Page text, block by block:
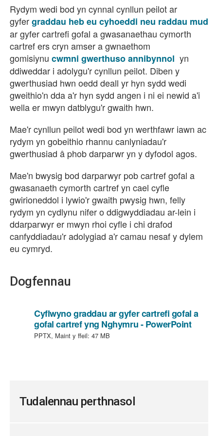
Rydym wedi bod yn cynnal cynllun peilot ar
gyfergraddau heb eu cyhoeddi neu raddau mud
ar gyfer cartrefi gofal a gwasanaethau cymorth
cartref ers cryn amser a gwnaethom
gomisiynu cwmni gwerthuso annibynnol yn
ddiweddar i adolygu'r cynllun peilot. Diben y
gwerthusiad hwn oedd deall yr hyn sydd wedi
gweithio'n dda a'r hyn sydd angen i ni ei newid a'i
wella er mwyn datblygu'r gwaith hwn.
Mae'r cynllun peilot wedi bod yn werthfawr iawn ac
rydym yn gobeithio rhannu canlyniadau'r
gwerthusiad â phob darparwr yn y dyfodol agos.
Mae'n bwysig bod darparwyr pob cartref gofal a
gwasanaeth cymorth cartref yn cael cyfle
gwirioneddol i lywio'r gwaith pwysig hwn, felly
rydym yn cydlynu nifer o ddigwyddiadau ar-lein i
ddarparwyr er mwyn rhoi cyfle i chi drafod
canfyddiadau'r adolygiad a'r camau nesaf y dylem
eu cymryd.
Dogfennau
Cyflwyno graddau ar gyfer cartrefi gofal a
gofal cartref yng Nghymru - PowerPoint,
PPTX, Maint y ffeil: 47 MB
Tudalennau perthnasol